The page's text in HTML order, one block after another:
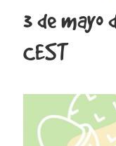
3 de mayo
CEST